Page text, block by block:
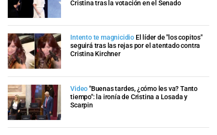
Cristina tras la votación en el Senado
Intento te magnicidio El líder de "los copitos"
seguirá tras las rejas por el atentado contra
Cristina Kirchner
Video"Buenas tardes, ¿cómo les va? Tanto
tiempo": la ironía de Cristina a Losada y
Scarpin